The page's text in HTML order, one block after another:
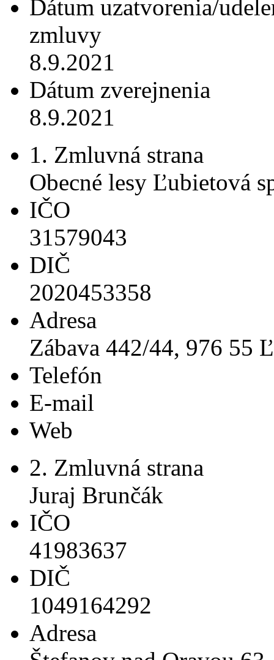
Dátum uzatvorenia/
zmluvy
8.9.2021
Dátum zverejnenia
8.9.2021
1. Zmluvná strana
Obecné lesy Ľubietová
IČO
31579043
DIČ
2020453358
Adresa
Zábava 442/44, 976 55
Telefón
E-mail
Web
2. Zmluvná strana
Juraj Brunčák
IČO
41983637
DIČ
1049164292
Adresa